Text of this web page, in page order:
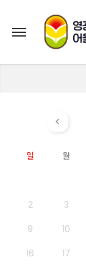
일 월
2
3
9
10
16
17